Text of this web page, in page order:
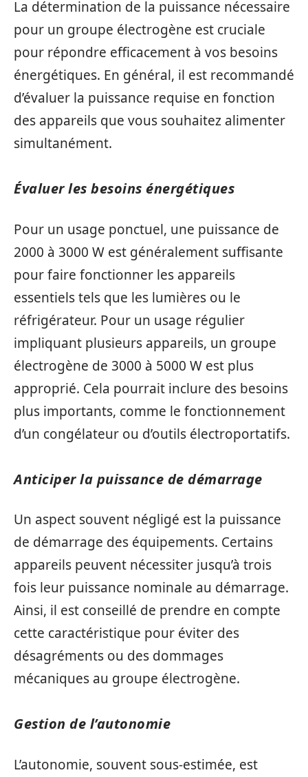
La détermination de la puissance nécessaire
pour un groupe électrogène est cruciale
pour répondre efficacement à vos besoins
énergétiques. En général, il est recommandé
d’évaluer la puissance requise en fonction
des appareils que vous souhaitez alimenter
simultanément.
Évaluer les besoins énergétiques
Pour un usage ponctuel, une puissance de
2000 à 3000 W est généralement suffisante
pour faire fonctionner les appareils
essentiels tels que les lumières ou le
réfrigérateur. Pour un usage régulier
impliquant plusieurs appareils, un groupe
électrogène de 3000 à 5000 W est plus
approprié. Cela pourrait inclure des besoins
plus importants, comme le fonctionnement
d’un congélateur ou d’outils électroportatifs.
Anticiper la puissance de démarrage
Un aspect souvent négligé est la puissance
de démarrage des équipements. Certains
appareils peuvent nécessiter jusqu’à trois
fois leur puissance nominale au démarrage.
Ainsi, il est conseillé de prendre en compte
cette caractéristique pour éviter des
désagréments ou des dommages
mécaniques au groupe électrogène.
Gestion de l’autonomie
L’autonomie, souvent sous-estimée, est